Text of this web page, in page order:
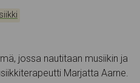
jossa nautitaan musiikin ja
Marjatta Aarne.